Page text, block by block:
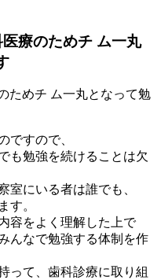
ですので、
も勉強を続けることは欠
室にいる者は誰でも、
す。
容をよく理解した上で
んなで勉強する体制を作
って、歯科診療に取り組